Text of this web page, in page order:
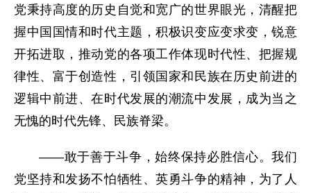
党秉持高度的历史自觉和宽广的世界眼光，清醒把
握中国国情和时代主题，积极识变应变求变，锐意
开拓进取，推动党的各项工作体现时代性、把握规
律性、富于创造性，引领国家和民族在历史前进的
逻辑中前进、在时代发展的潮流中发展，成为当之
无愧的时代先锋、民族脊梁。
——敢于善于斗争，始终保持必胜信心。我们
党坚持和发扬不怕牺牲、英勇斗争的精神，为了人